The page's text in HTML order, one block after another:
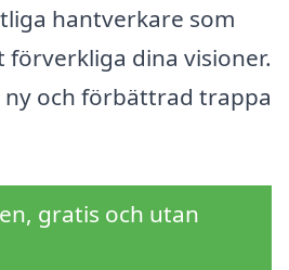
hantverkare som
förverkliga dina visioner.
ny och förbättrad trappa
gratis och utan